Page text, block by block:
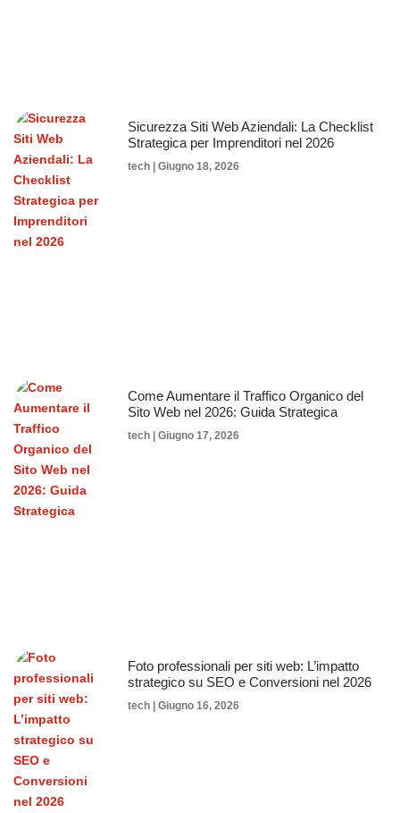
Sicurezza Siti Web Aziendali: La Checklist
Strategica per Imprenditori nel 2026
tech Giugno 18, 2026
Come Aumentare il Traffico Organico del
Sito Web nel 2026: Guida Strategica
tech Giugno 17, 2026
Foto professionali per siti web: L’impatto
strategico su SEO e Conversioni nel 2026
tech Giugno 16, 2026